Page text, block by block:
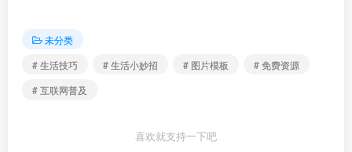
未分类
# 生活技巧
# 生活小妙招 # 图片模板
# 免费资源
# 互联网普及
喜欢就支持一下吧